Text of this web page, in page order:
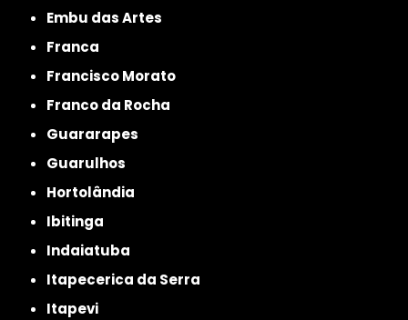
Embu das Artes
Franca
Francisco Morato
Franco da Rocha
Guararapes
Guarulhos
Hortolândia
Ibitinga
Indaiatuba
Itapecerica da Serra
Itapevi